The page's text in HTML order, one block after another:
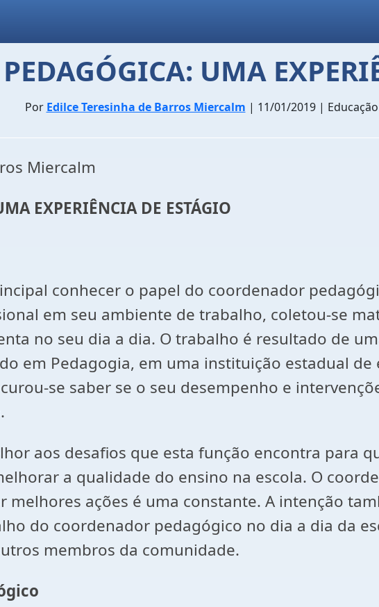
UMA
Por Edilce Teresinha de Barros Miercalm | 11/01/2019 | Educação
Miercalm
EXPERIÊNCIA DE ESTÁGIO
conhecer o papel do coordenador
em seu ambiente de trabalho, coletou-se
no seu dia a dia. O trabalho é resultado de
em Pedagogia, em uma instituição estadual
se saber se o seu desempenho e
aos desafios que esta função encontra para
a qualidade do ensino na escola. O
melhores ações é uma constante. A intenção
do coordenador pedagógico no dia a dia da
membros da comunidade.